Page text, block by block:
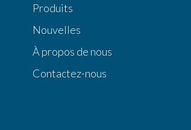
Produits
Nouvelles
À propos de nous
Contactez-nous